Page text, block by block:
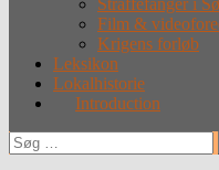
Film &
Krigens forløb
Leksikon
Lokalhistorie
Introduction
Søg
efter: